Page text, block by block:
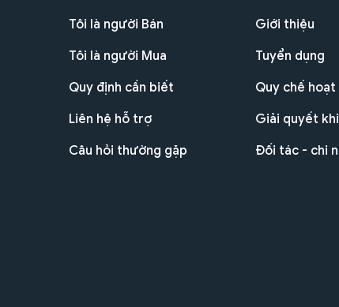
Tôi là người Bán
Tôi là người Mua
Quy định cần biết
Liên hệ hỗ trợ
Câu hỏi thường gặp
Giới thiệu
Tuyển dụng
Quy chế
Giải quyết
Đối tác - chi